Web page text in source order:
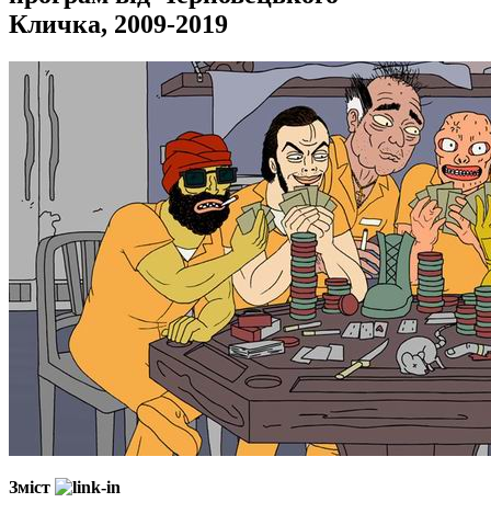
Кличка, 2009-2019
Зміст